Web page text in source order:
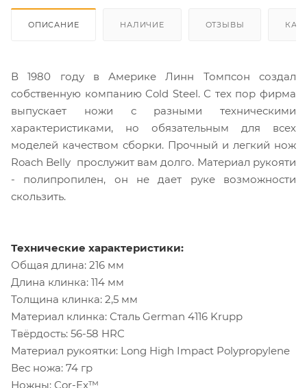
ОПИСАНИЕ НАЛИЧИЕ ОТЗЫВЫ КАК
В 1980 году в Америке Линн Томпсон создал
собственную компанию Cold Steel. С тех пор фирма
выпускает ножи с разными техническими
характеристиками, но обязательным для всех
моделей качеством сборки. Прочный и легкий нож
Roach Belly прослужит вам долго. Материал рукояти
- полипропилен, он не дает руке возможности
скользить.
Технические характеристики:
Общая длина: 216 мм
Длина клинка: 114 мм
Толщина клинка: 2,5 мм
Материал клинка: Сталь German 4116 Krupp
Твёрдость: 56-58 HRC
Материал рукоятки: Long High Impact Polypropylene
Вес ножа: 74 гр
Ножны: Cor-Ex™